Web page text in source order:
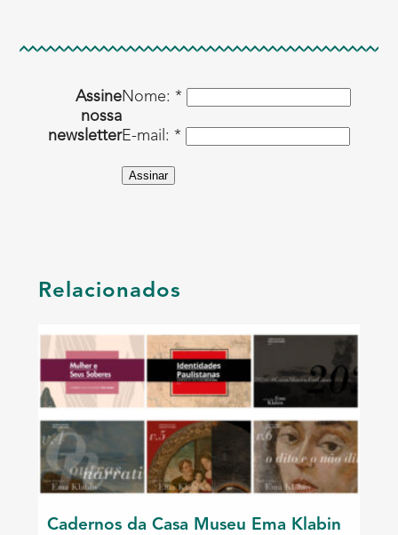
Assine
nossa
newsletter
Nome: *
E-mail: *
Assinar
Relacionados
Cadernos da Casa Museu Ema Klabin